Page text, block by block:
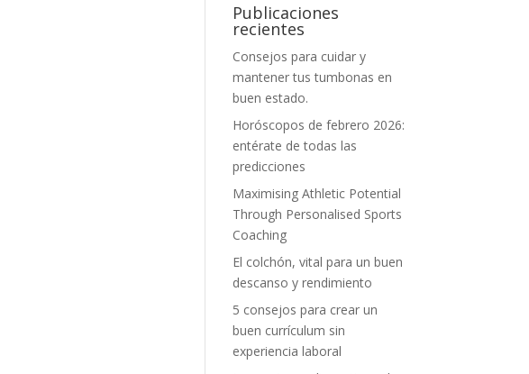
Publicaciones
recientes
Consejos para cuidar y
mantener tus tumbonas en
buen estado.
Horóscopos de febrero 2026:
entérate de todas las
predicciones
Maximising Athletic Potential
Through Personalised Sports
Coaching
El colchón, vital para un buen
descanso y rendimiento
5 consejos para crear un
buen currículum sin
experiencia laboral